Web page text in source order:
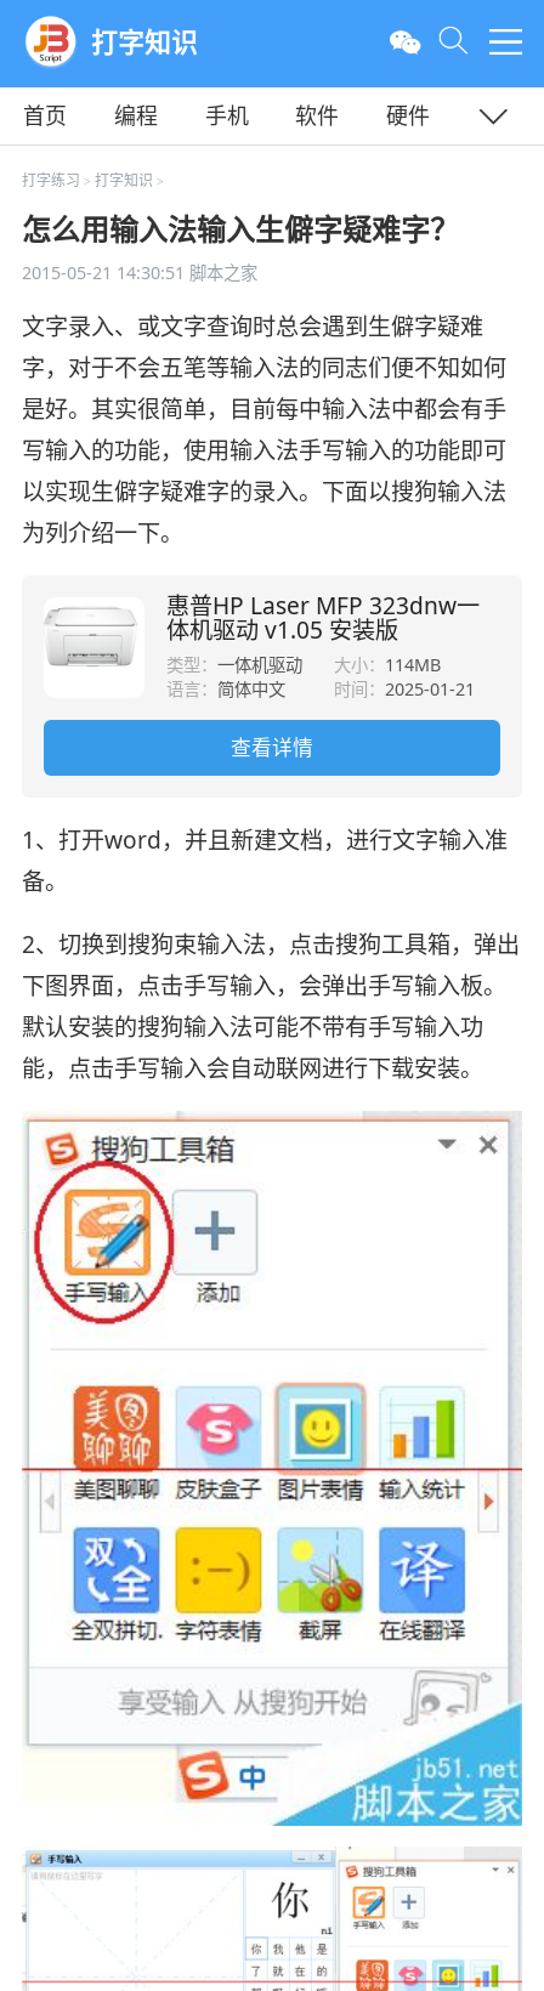
打字知识
首页 编程 手机 软件
硬件
教程
平面
打字练习 > 打字知识 >
怎么用输入法输入生僻字疑难字？
2015-05-21 14:30:51 脚本之家
文字录入、或文字查询时总会遇到生僻字疑难
字，对于不会五笔等输入法的同志们便不知如何
是好。其实很简单，目前每中输入法中都会有手
写输入的功能，使用输入法手写输入的功能即可
以实现生僻字疑难字的录入。下面以搜狗输入法
为列介绍一下。
惠普HP Laser MFP 323dnw一
体机驱动 v1.05 安装版
类型：一体机驱动 大小： 114MB
语言： 简体中文 时间： 2025-01-21
查看详情
1、打开word，并且新建文档，进行文字输入准
备。
2、切换到搜狗束输入法，点击搜狗工具箱，弹出
下图界面，点击手写输入，会弹出手写输入板。
默认安装的搜狗输入法可能不带有手写输入功
能，点击手写输入会自动联网进行下载安装。